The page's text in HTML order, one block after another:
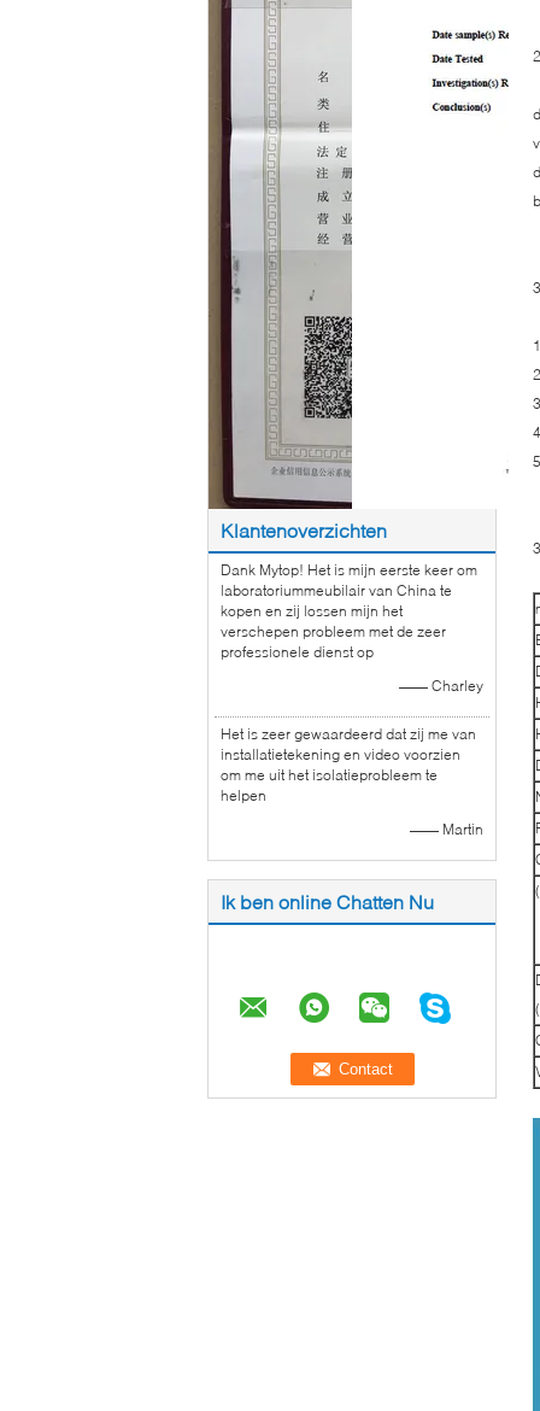
Klantenoverzichten
Dank Mytop! Het is mijn eerste keer om
laboratoriummeubilair van China te
kopen en zij lossen mijn het
verschepen probleem met de zeer
professionele dienst op
—— Charley
Het is zeer gewaardeerd dat zij me van
installatietekening en video voorzien
om me uit het isolatieprobleem te
helpen
—— Martin
Ik ben online Chatten Nu